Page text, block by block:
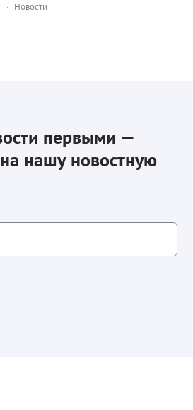
· Новости
первыми —
нашу новостную